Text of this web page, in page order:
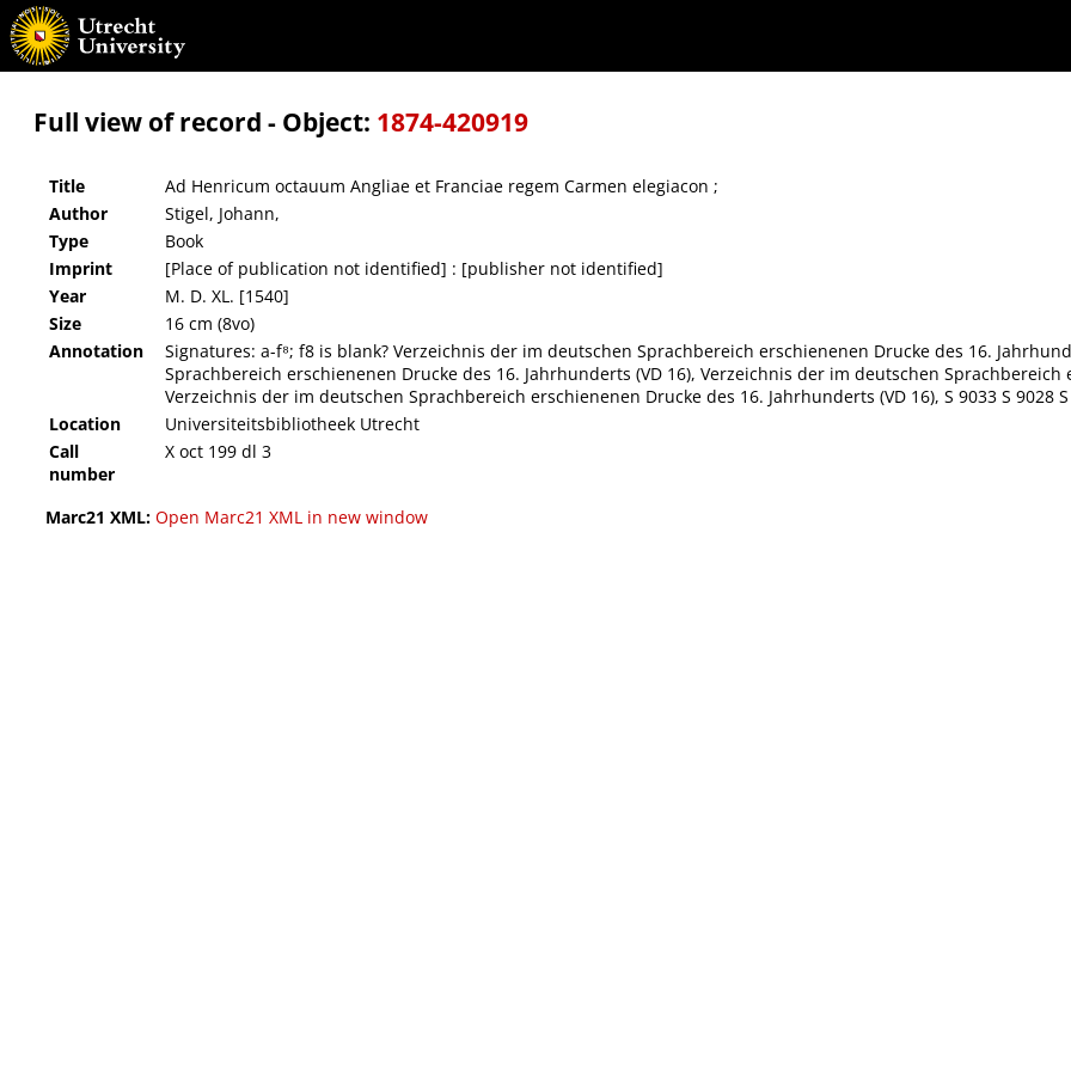
Ad Henricum octauum Angliae et Franciae regem Carmen elegiacon ;
Full view of record - Object: 1874-420919
Title
Ad Henricum octauum Angliae et Franciae regem Carmen elegiacon ;
Author
Stigel, Johann,
Type
Book
Imprint
[Place of publication not identified] : [publisher not identified]
Year
M. D. XL. [1540]
Size
16 cm (8vo)
Annotation
Signatures: a-f⁸; f8 is blank? Verzeichnis der im deutschen Sprachbereich erschienenen Drucke des 16.
Sprachbereich erschienenen Drucke des 16. Jahrhunderts (VD 16), Verzeichnis der im deutschen Sprachbereich
Verzeichnis der im deutschen Sprachbereich erschienenen Drucke des 16. Jahrhunderts (VD 16), S 9033 S 9028 S
Location
Universiteitsbibliotheek Utrecht
Call
number
X oct 199 dl 3
Marc21 XML: Open Marc21 XML in new window